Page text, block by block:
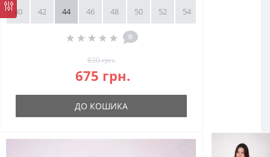
40 42 44 46 48 50 52 54
0
830 грн.
675 грн.
ДО КОШИКА